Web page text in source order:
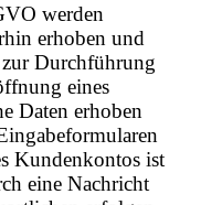
werden
erhoben und
zur Durchführung
eines
Daten erhoben
Kundenkontos ist
eine Nachricht